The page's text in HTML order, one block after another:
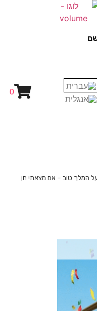
0
המלך טוב – אם מצאתי חן